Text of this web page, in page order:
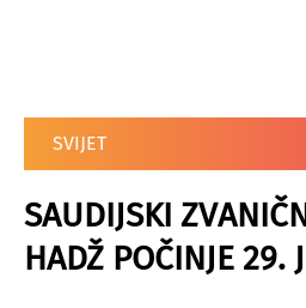
SVIJET
SAUDIJSKI
HADŽ POČINJE 29.